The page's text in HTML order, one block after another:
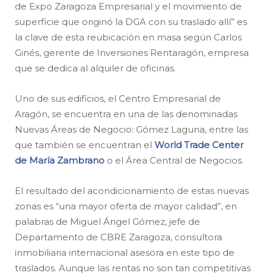
de Expo Zaragoza Empresarial y el movimiento de
superficie que originó la DGA con su traslado allí” es
la clave de esta reubicación en masa según Carlos
Ginés, gerente de Inversiones Rentaragón, empresa
que se dedica al alquiler de oficinas.
Uno de sus edificios, el Centro Empresarial de
Aragón, se encuentra en una de las denominadas
Nuevas Áreas de Negocio: Gómez Laguna, entre las
que también se encuentran el World Trade Center
de María Zambrano o el Área Central de Negocios.
El resultado del acondicionamiento de estas nuevas
zonas es “una mayor oferta de mayor calidad”, en
palabras de Miguel Ángel Gómez, jefe de
Departamento de CBRE Zaragoza, consultora
inmobiliaria internacional asesora en este tipo de
traslados. Aunque las rentas no son tan competitivas